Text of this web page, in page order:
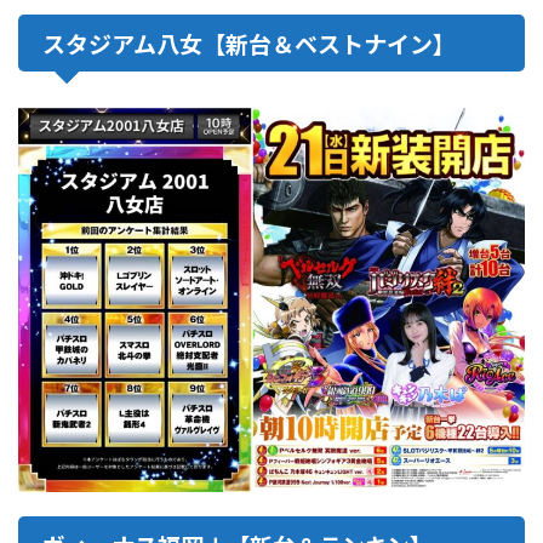
スタジアム八女【新台＆ベストナイン】